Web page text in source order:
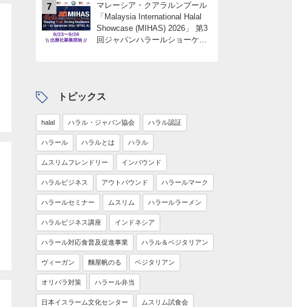
7
マレーシア・クアラルンプール
「Malaysia International Halal
Showcase (MIHAS) 2026」 第3
回ジャパンハラールショーケー
トピックス
halal ハラル・ジャパン協会 ハラル認証
ハラール ハラルとは ハラル
ムスリムフレンドリー インバウンド
ハラルビジネス アウトバウンド ハラールマーク
ハラールセミナー ムスリム ハラールラーメン
ハラルビジネス講座 インドネシア
ハラール対応食普及促進事業 ハラル＆ベジタリアン
ヴィーガン 麵屋帆のる ベジタリアン
オリパラ対策 ハラール弁当
日本イスラーム文化センター ムスリム試食会